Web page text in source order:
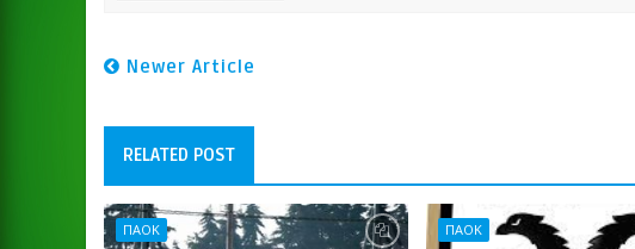
Newer Article
RELATED POST
ΠΑΟΚ ΠΑΟΚ